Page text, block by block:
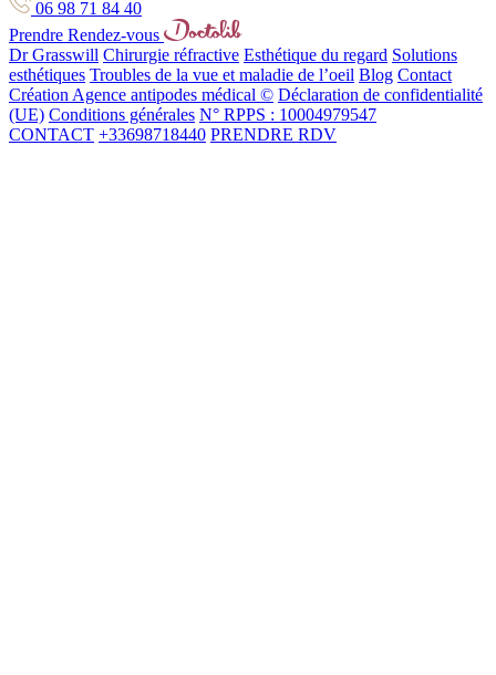
06 98 71 84 40
Prendre Rendez-vous
Dr Grasswill Chirurgie réfractive Esthétique du regard Solutions
esthétiques Troubles de la vue et maladie de l’oeil Blog Contact
Création Agence antipodes médical © Déclaration de confidentialité
(UE) Conditions générales N° RPPS : 10004979547
CONTACT +33698718440 PRENDRE RDV